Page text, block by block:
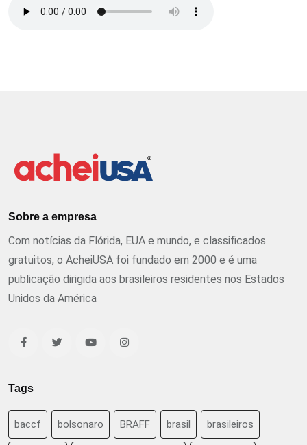
Sobre a empresa
Com notícias da Flórida, EUA e mundo, e classificados
gratuitos, o AcheiUSA foi fundado em 2000 e é uma
publicação dirigida aos brasileiros residentes nos Estados
Unidos da América
Tags
baccf bolsonaro BRAFF brasil brasileiros